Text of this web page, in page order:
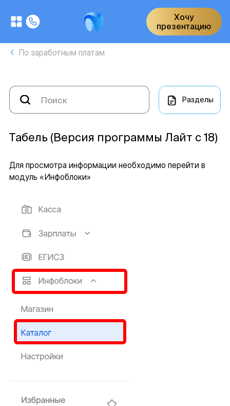
Хочу
презентацию
По заработным платам
Разделы
Табель (Версия программы Лайт с 18)
Для просмотра информации необходимо перейти в
модуль «Инфоблоки»